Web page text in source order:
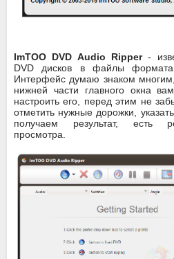
ImTOO DVD Audio Ripper-
DVD дисков в файлы
Интерфейс думаю знаком
нижней части главного окна
настроить его, перед этим не
отметить нужные дорожки,
получаем результат, есть
просмотра.